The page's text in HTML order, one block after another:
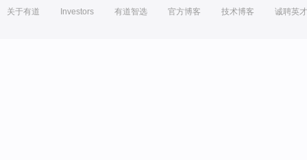
关于有道 Investors 有道智选 官方博客 技术博客 诚聘英才